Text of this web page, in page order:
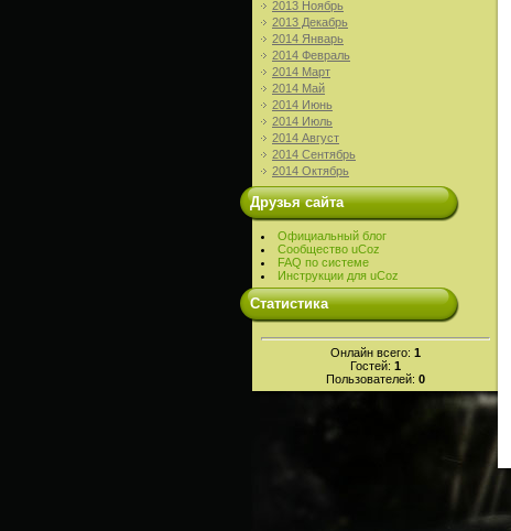
2013 Ноябрь
2013 Декабрь
2014 Январь
2014 Февраль
2014 Март
2014 Май
2014 Июнь
2014 Июль
2014 Август
2014 Сентябрь
2014 Октябрь
Друзья сайта
Официальный блог
Сообщество uCoz
FAQ по системе
Инструкции для uCoz
Статистика
Онлайн всего: 1
Гостей: 1
Пользователей: 0